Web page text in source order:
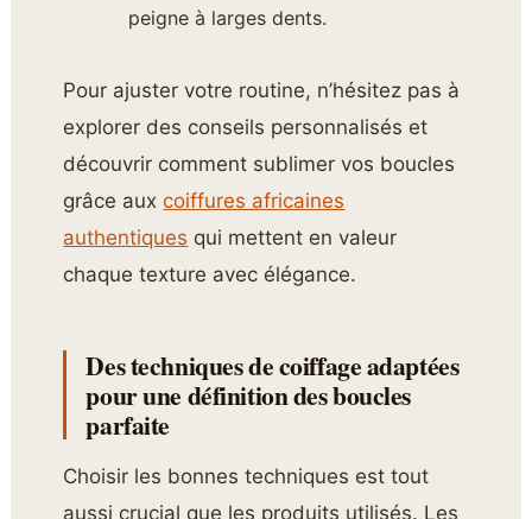
peigne à larges dents.
Pour ajuster votre routine, n’hésitez pas à
explorer des conseils personnalisés et
découvrir comment sublimer vos boucles
grâce aux coiffures africaines
authentiques qui mettent en valeur
chaque texture avec élégance.
Des techniques de coiffage adaptées
pour une définition des boucles
parfaite
Choisir les bonnes techniques est tout
aussi crucial que les produits utilisés. Les